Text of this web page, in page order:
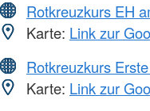
Rotkreuzkurs EH
Karte: Link zur
Rotkreuzkurs
Karte: Link zur